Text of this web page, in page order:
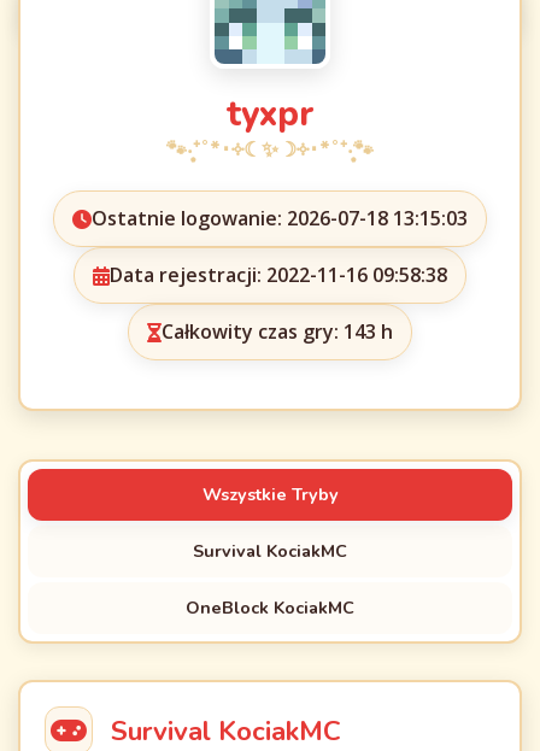
tyxpr
Ostatnie logowanie: 2026-07-18 13:15:03
Data rejestracji: 2022-11-16 09:58:38
Całkowity czas gry: 143 h
Wszystkie Tryby
Survival KociakMC
OneBlock KociakMC
Survival KociakMC